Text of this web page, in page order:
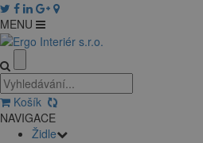
MENU
Košík
NAVIGACE
Židle